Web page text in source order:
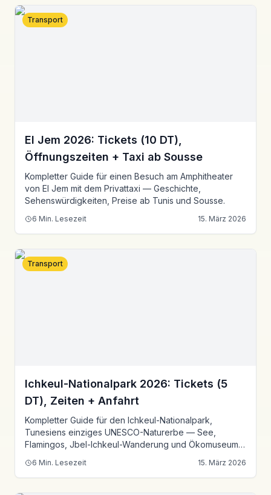
Transport
El Jem 2026: Tickets (10 DT),
Öffnungszeiten + Taxi ab Sousse
Kompletter Guide für einen Besuch am Amphitheater
von El Jem mit dem Privattaxi — Geschichte,
Sehenswürdigkeiten, Preise ab Tunis und Sousse.
6 Min. Lesezeit 15. März 2026
Transport
Ichkeul-Nationalpark 2026: Tickets (5
DT), Zeiten + Anfahrt
Kompletter Guide für den Ichkeul-Nationalpark,
Tunesiens einziges UNESCO-Naturerbe — See,
Flamingos, Jbel-Ichkeul-Wanderung und Ökomuseum,
6 Min. Lesezeit 15. März 2026